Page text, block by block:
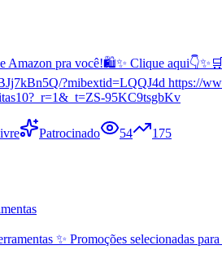
Amazon pra você!🛍️✨ Clique
?mibextid=LQQJ4d https://
95KC9tsgbKv
Patrocinado 54 175
✨ Promoções selecionadas